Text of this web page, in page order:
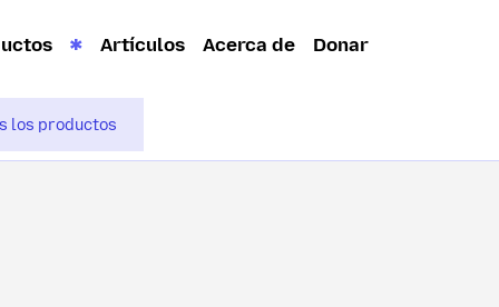
Artículos Acerca de Donar